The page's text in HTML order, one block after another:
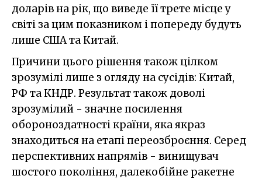
доларів на рік, що виведе її трете місце у
світі за цим показником і попереду будуть
лише США та Китай.
Причини цього рішення також цілком
зрозумілі лише з огляду на сусідів: Китай,
РФ та КНДР. Результат також доволі
зрозумілий - значне посилення
обороноздатності країни, яка якраз
знаходиться на етапі переозброєння. Серед
перспективних напрямів - винищувач
шостого покоління, далекобійне ракетне